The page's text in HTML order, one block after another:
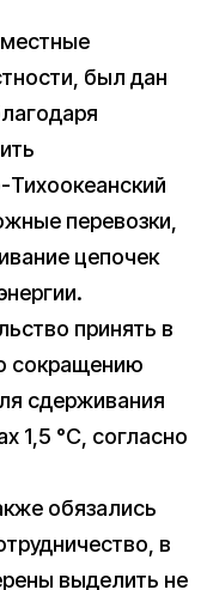
был дан
перевозки,
цепочек
принять в
сокращению
сдерживания
1,5 °C, согласно
обязались
в
выделить не